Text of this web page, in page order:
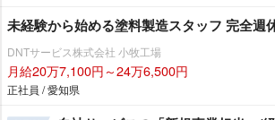
未経験から始める塗料製造スタッフ 完全週
DNTサービス株式会社 小牧工場
月給20万7,100円～24万6,500円
正社員 / 愛知県